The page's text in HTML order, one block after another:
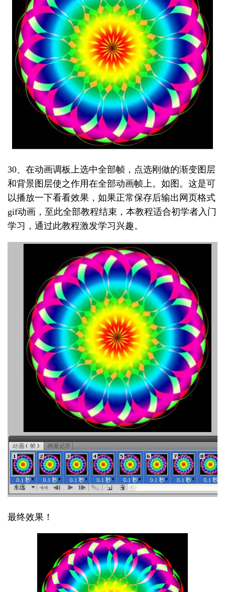
30、在动画调板上选中全部帧，点选刚做的渐变图层
和背景图层使之作用在全部动画帧上。如图。这是可
以播放一下看看效果，如果正常保存后输出网页格式
gif动画，至此全部教程结束，本教程适合初学者入门
学习，通过此教程激发学习兴趣。
最终效果！